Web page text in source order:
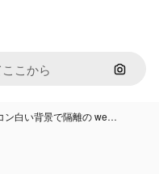
画像で
ン白い背景で隔離の we…